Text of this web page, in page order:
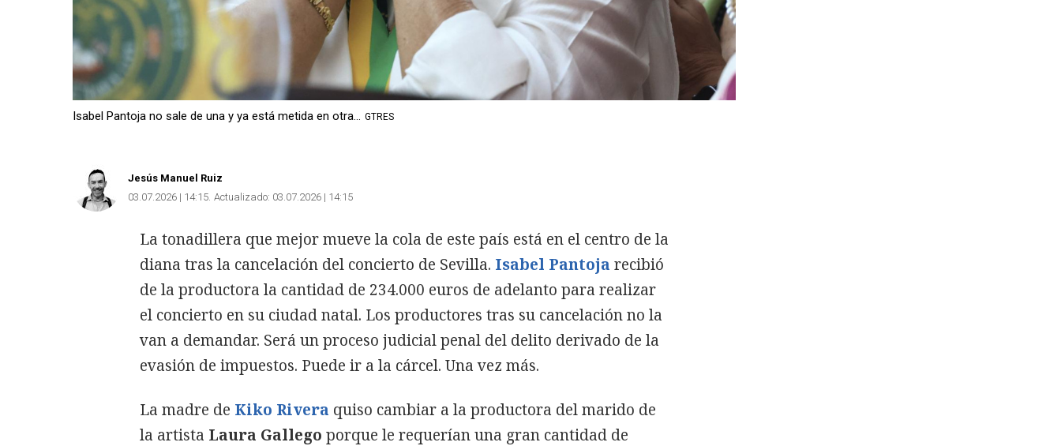
Isabel Pantoja no sale de una y ya está metida en otra... GTRES
Jesús Manuel Ruiz
03.07.2026 | 14:15 Actualizado: 03.07.2026 | 14:15
La tonadillera que mejor mueve la cola de este país está en el centro de la
diana tras la cancelación del concierto de Sevilla. Isabel Pantoja recibió
de la productora la cantidad de 234.000 euros de adelanto para realizar
el concierto en su ciudad natal. Los productores tras su cancelación no la
van a demandar. Será un proceso judicial penal del delito derivado de la
evasión de impuestos. Puede ir a la cárcel. Una vez más.
La madre de Kiko Rivera quiso cambiar a la productora del marido de
la artista Laura Gallego porque le requerían una gran cantidad de